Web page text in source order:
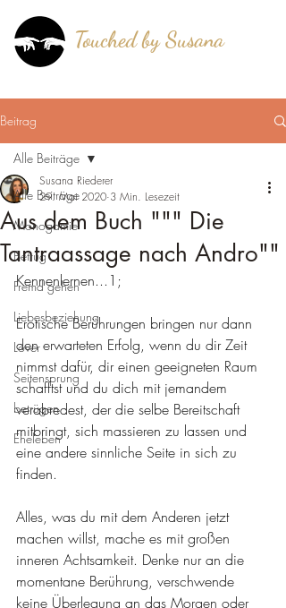
Touched by Susana
Beitrag
Alle Beiträge
Monogamie
Betrug
Fremd gehen
Liebesbeziehung
Lover
Seitensprung
betrügen
Eheleben
Alle Beiträge
Aus dem Buch """ Die
Tantraassage nach Andro""
Susana Riederer
29. Mai 2020 3 Min. Lesezeit
Kennenlernen...1;
Erotische Berührungen bringen nur dann
den erwarteten Erfolg, wenn du dir Zeit
nimmst dafür, dir einen geeigneten Raum
schafftst und du dich mit jemandem
verabredest, der die selbe Bereitschaft
mitbringt, sich massieren zu lassen und
eine andere sinnliche Seite in sich zu
finden.
Alles, was du mit dem Anderen jetzt
machen willst, mache es mit großen
inneren Achtsamkeit. Denke nur an die
momentane Berührung, verschwende
keine Überlegung an das Morgen oder